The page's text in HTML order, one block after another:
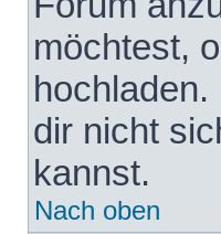
möchtest,
dir nicht
kannst.
Nach oben